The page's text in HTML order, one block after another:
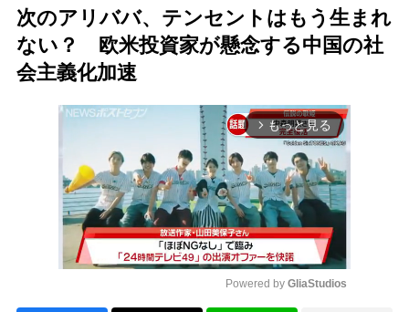
次のアリババ、テンセントはもう生まれ
ない？ 欧米投資家が懸念する中国の社
会主義化加速
arrow_forward_ios もっと見る
Powered by GliaStudios